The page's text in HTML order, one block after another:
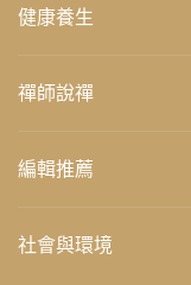
健康養生
禪師說禪
編輯推薦
社會與環境